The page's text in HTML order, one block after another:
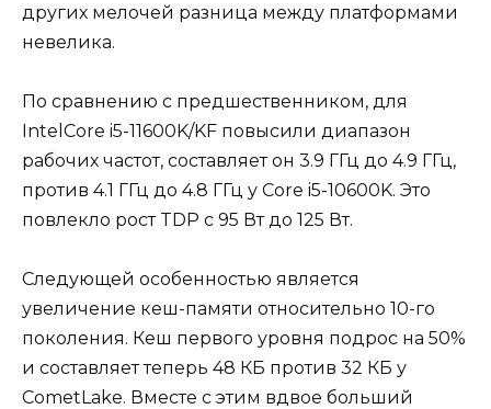
других мелочей разница между платформами
невелика.
По сравнению с предшественником, для
IntelCore i5-11600K/KF повысили диапазон
рабочих частот, составляет он 3.9 ГГц до 4.9 ГГц,
против 4.1 ГГц до 4.8 ГГц у Core i5-10600K. Это
повлекло рост TDP с 95 Вт до 125 Вт.
Следующей особенностью является
увеличение кеш-памяти относительно 10-го
поколения. Кеш первого уровня подрос на 50%
и составляет теперь 48 КБ против 32 КБ у
CometLake. Вместе с этим вдвое больший